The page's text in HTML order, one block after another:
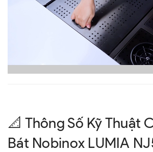
📐 Thông Số Kỹ Thuật
Bát Nobinox LUMIA